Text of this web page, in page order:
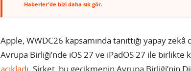
Haberler'de bizi daha sık gör.
Apple, WWDC26 kapsamında tanıttığı yapay zekâ
Avrupa Birliği’nde iOS 27 ve iPadOS 27 ile birlikte
açıkladı. Şirket, bu gecikmenin Avrupa Birliği’nin